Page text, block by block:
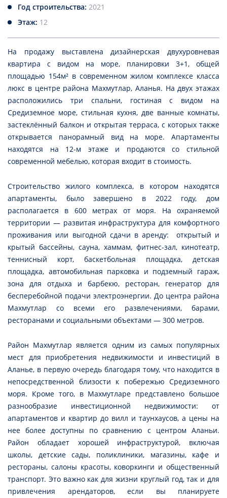
Год строительства: 2021
Этаж: 12
На продажу выставлена дизайнерская двухуровневая
квартира с видом на море, планировки 3+1, общей
площадью 154м² в современном жилом комплексе класса
люкс в центре района Махмутлар, Аланья. На двух этажах
расположились три спальни, гостиная с видом на
Средиземное море, стильная кухня, две ванные комнаты,
застеклённый балкон и открытая терраса, с которых также
открывается панорамный вид на море. Апартаменты
находятся на 12-м этаже и продаются со стильной
современной мебелью, которая входит в стоимость.
Строительство жилого комплекса, в котором находятся
апартаменты, было завершено в 2022 году, дом
располагается в 600 метрах от моря. На охраняемой
территории — развитая инфраструктура для комфортного
проживания или выгодной сдачи в аренду: открытый и
крытый бассейны, сауна, хаммам, фитнес-зал, кинотеатр,
теннисный корт, баскетбольная площадка, детская
площадка, автомобильная парковка и подземный гараж,
зона для отдыха и барбекю, ресторан, генератор для
бесперебойной подачи электроэнергии. До центра района
Махмутлар со всеми его развлечениями, барами,
ресторанами и социальными объектами — 300 метров.
Район Махмутлар является одним из самых популярных
мест для приобретения недвижимости и инвестиций в
Аланье, в первую очередь благодаря тому, что находится в
непосредственной близости к побережью Средиземного
моря. Кроме того, в Махмутларе представлено большое
разнообразие инвестиционной недвижимости: от
апартаментов и квартир до вилл и таунхаусов, а цены на
нее более доступны по сравнению с центром Аланьи.
Район обладает хорошей инфраструктурой, включая
школы, детские сады, поликлиники, магазины, кафе и
рестораны, салоны красоты, коворкинги и общественный
транспорт. Это важно как для жизни круглый год, так и для
привлечения арендаторов, если вы планируете